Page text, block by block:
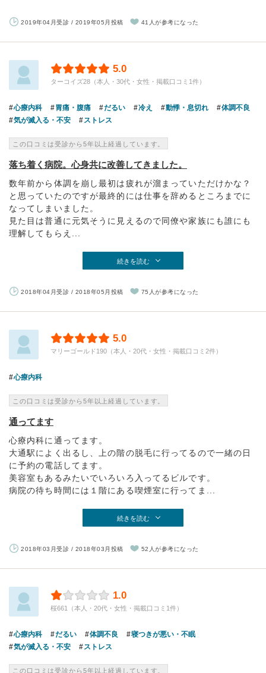
2019年04月受診 / 2019年05月投稿 41人が参考になった
5.0
ターコイズ28（本人・30代・女性・掲載口コミ1件）
心療内科 胃痛・腹痛 だるい 冷え 動悸・息切れ
体調不良
気が滅入る・不安
ストレス
この口コミは受診から5年以上経過しています。
落ち着く病院。心身共に改善してきました。
数年前から体調を崩し最初は疲れが溜まっていただけかな？
と思っていたのですが最終的には仕事を辞めるところまでに
なってしまいました。
見た目は普通に元気そうに見えるので同僚や家族にも誰にも
理解してもらえ...
続きを読む
2018年04月受診 / 2018年05月投稿 75人が参考になった
5.0
マリーゴールド190（本人・20代・女性・掲載口コミ2件）
心療内科
この口コミは受診から5年以上経過しています。
通ってます
心療内科に通ってます。
大通駅によく出るし、上の階の脱毛に行ってるので一緒の日
に予約の電話してます。
美容室もあるみたいでいろいろ入ってるビルです。
病院の待ち時間には１階にある喫煙室に行ってま...
続きを読む
2018年03月受診 / 2018年03月投稿 52人が参考になった
1.0
桜661（本人・20代・女性・掲載口コミ1件）
心療内科 だるい 体調不良
寝つきが悪い・不眠
気が滅入る・不安
ストレス
この口コミは受診から5年以上経過しています。